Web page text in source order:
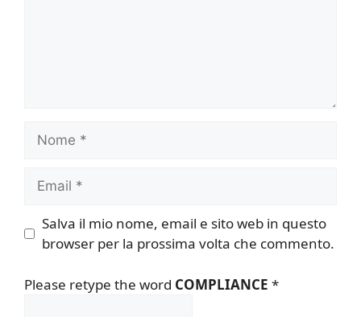
Nome
Email
Salva il mio nome, email e sito web in questo
browser per la prossima volta che commento.
Please retype the word COMPLIANCE *